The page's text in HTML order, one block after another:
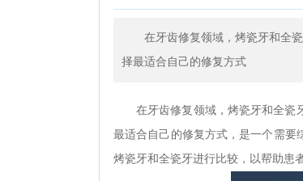
在牙齿修复领域，烤瓷牙和全
择最适合自己的修复方式
在牙齿修复领域，烤瓷牙和全瓷
最适合自己的修复方式，是一个需要
烤瓷牙和全瓷牙进行比较，以帮助患